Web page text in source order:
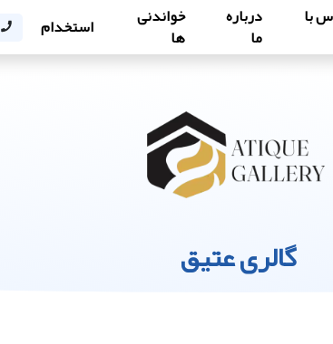
با درباره
ما
خواندنی
ها استخدام
گالری عتیق